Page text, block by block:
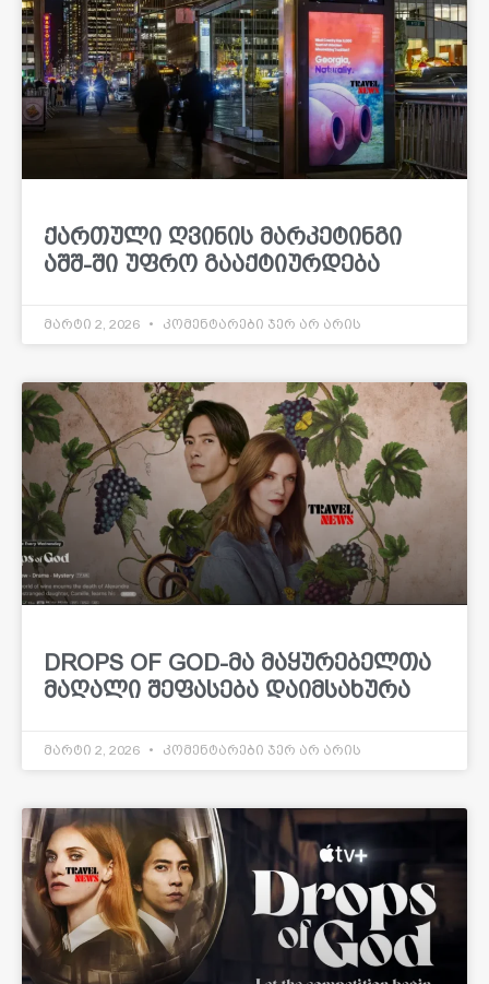
ქართული ღვინის მარკეტინგი
აშშ-ში უფრო გააქტიურდება
მარტი 2, 2026 კომენტარები ჯერ არ არის
DROPS OF GOD-მა მაყურებელთა
მაღალი შეფასება დაიმსახურა
მარტი 2, 2026 კომენტარები ჯერ არ არის